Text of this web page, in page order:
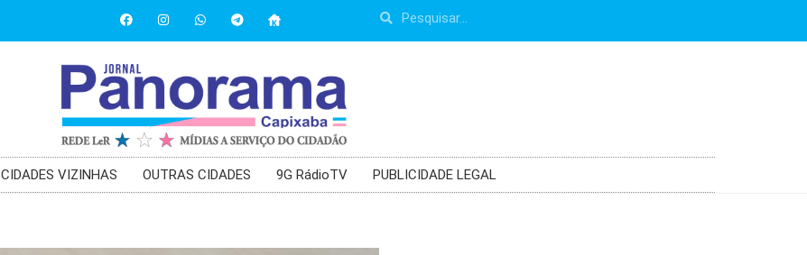
CIDADES VIZINHAS OUTRAS CIDADES 9G RádioTV PUBLICIDADE LEGAL